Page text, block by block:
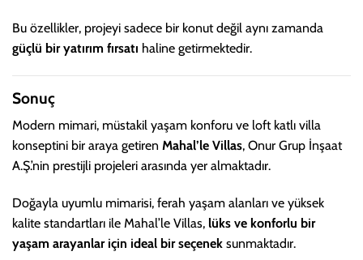
Bu özellikler, projeyi sadece bir konut değil aynı zamanda
güçlü bir yatırım fırsatı haline getirmektedir.
Sonuç
Modern mimari, müstakil yaşam konforu ve loft katlı villa
konseptini bir araya getiren Mahal’le Villas, Onur Grup İnşaat
A.Ş.’nin prestijli projeleri arasında yer almaktadır.
Doğayla uyumlu mimarisi, ferah yaşam alanları ve yüksek
kalite standartları ile Mahal’le Villas, lüks ve konforlu bir
yaşam arayanlar için ideal bir seçenek sunmaktadır.